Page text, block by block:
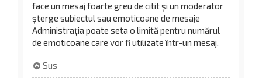
face un mesaj foarte greu de citit și un moderator
șterge subiectul sau emoticoane de mesaje
Administrația poate seta o limită pentru numărul
de emoticoane care vor fi utilizate într-un mesaj.
Sus